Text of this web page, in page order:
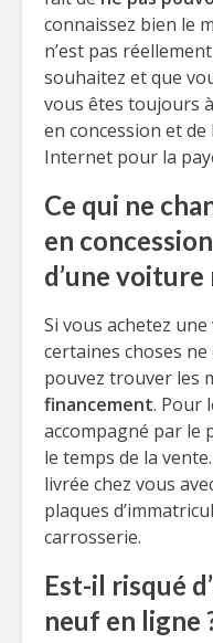
connaissez bien le
n’est pas
souhaitez et que
vous êtes toujours
en concession et
Internet pour la
Ce qui ne
en
d’une voiture
Si vous achetez
certaines choses
pouvez trouver les
financement. Pour
accompagné par
le temps de la
livrée chez vous
plaques
carrosserie.
Est-il risqué
neuf en ligne